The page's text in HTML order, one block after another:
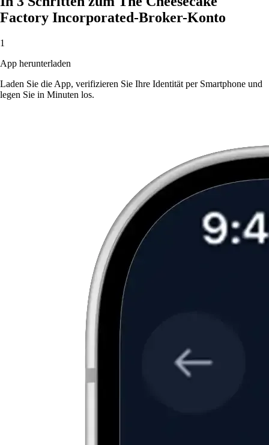
Factory Incorporated-Broker-Konto
1
App herunterladen
Laden Sie die App, verifizieren Sie Ihre Identität per Smartphone und
legen Sie in Minuten los.